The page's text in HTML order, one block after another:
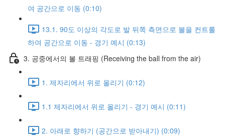
여 공간으로 이동 (0:10)
13.1. 90도 이상의 각도로 발 뒤쪽 측면으로 볼을 컨트롤
하여 공간으로 이동 - 경기 예시 (0:13)
3. 공중에서의 볼 트래핑 (Receiving the ball from the air)
1. 제자리에서 위로 올리기 (0:12)
1.1 제자리에서 위로 올리기 - 경기 예시 (0:11)
2. 아래로 향하기 (공간으로 받아내기) (0:09)